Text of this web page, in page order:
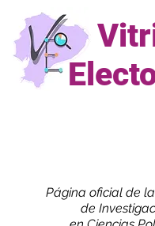
Página oficial de
de